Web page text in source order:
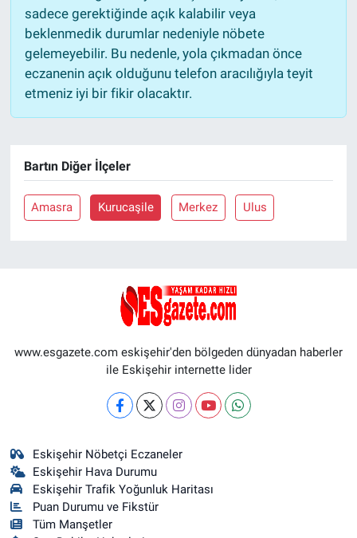
sadece gerektiğinde açık kalabilir veya
beklenmedik durumlar nedeniyle nöbete
gelemeyebilir. Bu nedenle, yola çıkmadan önce
eczanenin açık olduğunu telefon aracılığıyla teyit
etmeniz iyi bir fikir olacaktır.
Bartın Diğer İlçeler
Amasra Kurucaşile Merkez Ulus
www.esgazete.com eskişehir'den bölgeden dünyadan haberler
ile Eskişehir internette lider
Eskişehir Nöbetçi Eczaneler
Eskişehir Hava Durumu
Eskişehir Trafik Yoğunluk Haritası
Puan Durumu ve Fikstür
Tüm Manşetler
Genel
Çevre
Yerel
Bilim ve Teknoloji